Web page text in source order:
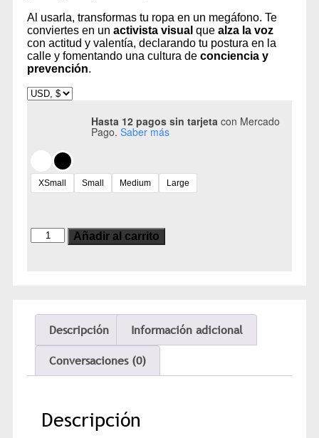
Al usarla, transformas tu ropa en un megáfono. Te
conviertes en un activista visual que alza la voz
con actitud y valentía, declarando tu postura en la
calle y fomentando una cultura de conciencia y
prevención.
Hasta 12 pagos sin tarjeta con Mercado
Pago. Saber más
XSmall Small Medium Large
Añadir al carrito
Descripción
Información adicional
Conversaciones (0)
Descripción